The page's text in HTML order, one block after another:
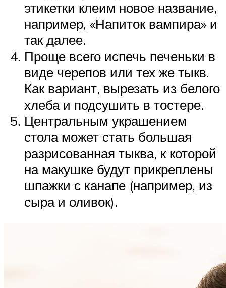
этикетки клеим новое название,
например, «Напиток вампира» и
так далее.
Проще всего испечь печеньки в
виде черепов или тех же тыкв.
Как вариант, вырезать из белого
хлеба и подсушить в тостере.
Центральным украшением
стола может стать большая
разрисованная тыква, к которой
на макушке будут прикреплены
шпажки с канапе (например, из
сыра и оливок).